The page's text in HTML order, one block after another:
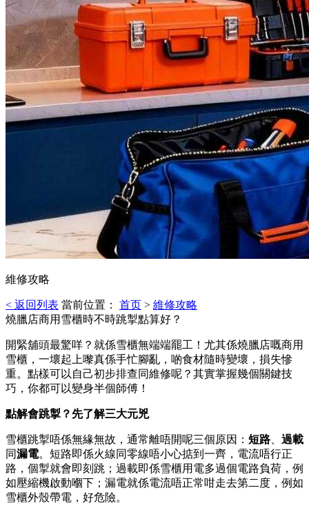
維修攻略
< 返回列表 當前位置： 首页 > 維修攻略
燒臘店商用雪櫃時不時跳掣點算好？
開緊舖頭最驚咩？就係雪櫃無端端罷工！尤其係燒臘店嘅商用
雪櫃，一壞起上嚟真係手忙腳亂，啲食材隨時變壞，損失慘
重。點樣可以自己初步排查同維修呢？其實掌握幾個關鍵技
巧，你都可以變身半個師傅！
點解會跳掣？先了解三大元兇
雪櫃跳掣唔係無緣無故，通常離唔開呢三個原因： 短路
過載
同漏電。短路即係火線同零線唔小心掂到一齊，電流唔行正
路，個掣就會即刻跳；過載即係雪櫃用電多過個電路負荷，例
如壓縮機啟動嗰下；漏電就係電流唔正常咁走去第二度，例如
雪櫃外殼帶電，好危險。